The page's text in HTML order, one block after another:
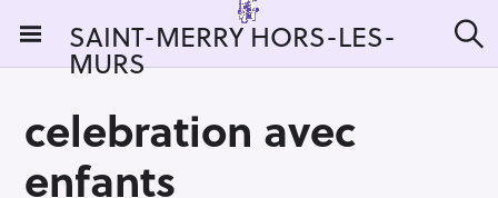
i
SAINT-MERRY HORS-LES-
MURS e
celebration avec
enfants